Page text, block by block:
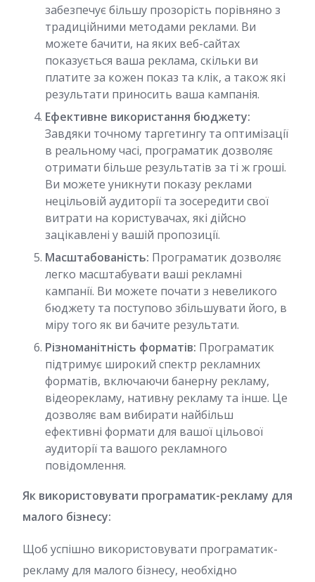
забезпечує більшу прозорість порівняно з
традиційними методами реклами. Ви
можете бачити, на яких веб-сайтах
показується ваша реклама, скільки ви
платите за кожен показ та клік, а також які
результати приносить ваша кампанія.
Ефективне використання бюджету:
Завдяки точному таргетингу та оптимізації
в реальному часі, програматик дозволяє
отримати більше результатів за ті ж гроші.
Ви можете уникнути показу реклами
нецільовій аудиторії та зосередити свої
витрати на користувачах, які дійсно
зацікавлені у вашій пропозиції.
Масштабованість: Програматик дозволяє
легко масштабувати ваші рекламні
кампанії. Ви можете почати з невеликого
бюджету та поступово збільшувати його, в
міру того як ви бачите результати.
Різноманітність форматів: Програматик
підтримує широкий спектр рекламних
форматів, включаючи банерну рекламу,
відеорекламу, нативну рекламу та інше. Це
дозволяє вам вибирати найбільш
ефективні формати для вашої цільової
аудиторії та вашого рекламного
повідомлення.
Як використовувати програматик-рекламу для
малого бізнесу:
Щоб успішно використовувати програматик-
рекламу для малого бізнесу, необхідно